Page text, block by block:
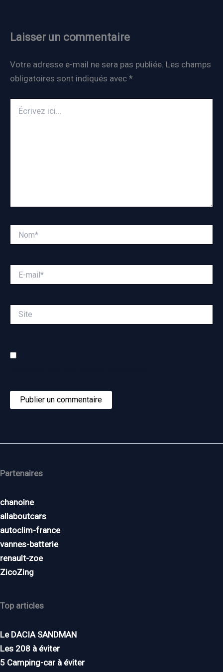
Laisser un commentaire
Votre adresse e-mail ne sera pas publiée. Les champs
obligatoires sont indiqués avec *
ici…
mail*
Partenaires
chanoine
allaboutcars
autoclim-france
vannes-batterie
renault-zoe
ZicoZing
Top articles
Le DACIA SANDMAN
Les 208 à éviter
5 Camping-car à éviter